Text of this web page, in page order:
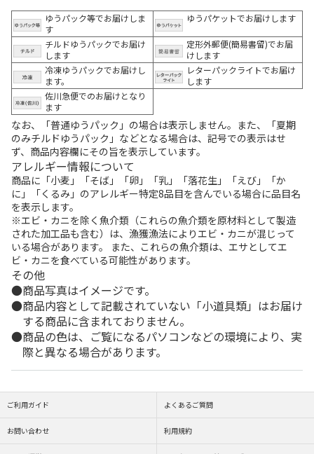
ゆうパック等でお届けしま
す
ゆうパケットでお届けします
チルドゆうパックでお届け
します
定形外郵便(簡易書留)でお届
けします
冷凍ゆうパックでお届けし
ます。
レターパックライトでお届け
します
佐川急便でのお届けとなり
ます
なお、「普通ゆうパック」の場合は表示しません。また、「夏期
のみチルドゆうパック」などとなる場合は、記号での表示はせ
ず、商品内容欄にその旨を表示しています。
アレルギー情報について
商品に「小麦」「そば」「卵」「乳」「落花生」「えび」「か
に」「くるみ」のアレルギー特定8品目を含んでいる場合に品目名
を表示します。
※エビ・カニを除く魚介類（これらの魚介類を原材料として製造
された加工品も含む）は、漁獲漁法によりエビ・カニが混じって
いる場合があります。 また、これらの魚介類は、エサとしてエ
ビ・カニを食べている可能性があります。
その他
商品写真はイメージです。
商品内容として記載されていない「小道具類」はお届け
する商品に含まれておりません。
商品の色は、ご覧になるパソコンなどの環境により、実
際と異なる場合があります。
ご利用ガイド よくあるご質問
お問い合わせ 利用規約